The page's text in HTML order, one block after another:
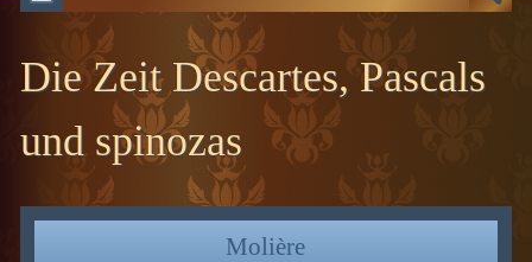
ERDGESCHICHTE
EVOLUTION
Die Zeit Descartes, Pascals
und spinozas
Molière